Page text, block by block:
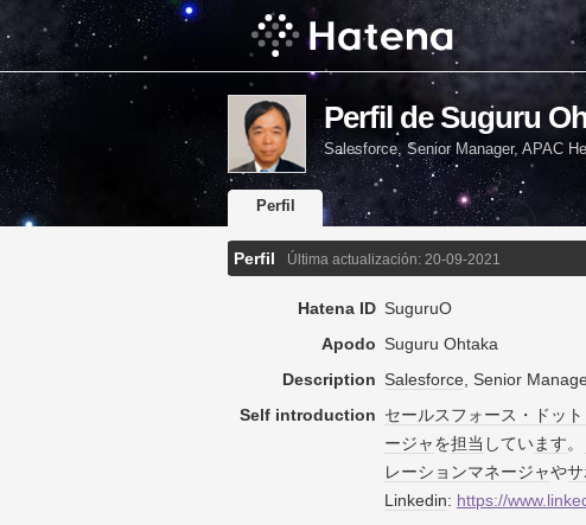
Perfil de Suguru
Salesforce, Senior Manager, APAC
Perfil
Perfil Última actualización: 20-09-2021
Hatena ID SuguruO
Apodo Suguru Ohtaka
Description Salesforce, Senior
Self introduction セールスフォース・ドッ
ージャを担当 しています。
レーションマネージャやサ
Linkedin: https://